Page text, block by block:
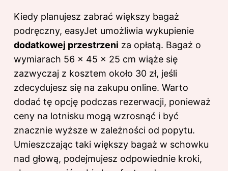
Kiedy planujesz zabrać większy bagaż
podręczny, easyJet umożliwia wykupienie
dodatkowej przestrzeni za opłatą. Bagaż o
wymiarach 56 x 45 x 25 cm wiąże się
zazwyczaj z kosztem około 30 zł, jeśli
zdecydujesz się na zakupu online. Warto
dodać tę opcję podczas rezerwacji, ponieważ
ceny na lotnisku mogą wzrosnąć i być
znacznie wyższe w zależności od popytu.
Umieszczając taki większy bagaż w schowku
nad głową, podejmujesz odpowiednie kroki,